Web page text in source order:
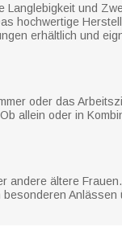
und
hochwertige
erhältlich und
oder das
allein oder in
andere ältere